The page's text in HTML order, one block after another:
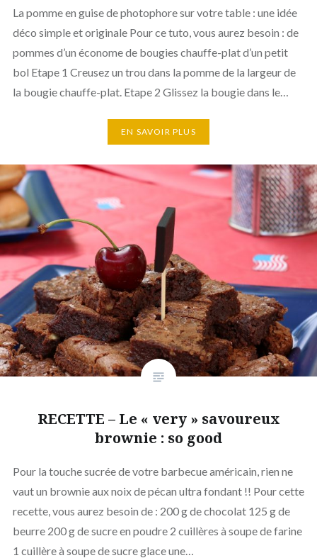
La pomme en guise de photophore sur votre table : une idée
déco simple et originale Pour ce tuto, vous aurez besoin : de
pommes d’un économe de bougies chauffe-plat d’un petit
bol Etape 1 Creusez un trou dans la pomme de la largeur de
la bougie chauffe-plat. Etape 2 Glissez la bougie dans le…
EN SAVOIR PLUS
RECETTE – Le « very » savoureux
brownie : so good
Pour la touche sucrée de votre barbecue américain, rien ne
vaut un brownie aux noix de pécan ultra fondant !! Pour cette
recette, vous aurez besoin de : 200 g de chocolat 125 g de
beurre 200 g de sucre en poudre 2 cuillères à soupe de farine
1 cuillère à soupe de sucre glace une…